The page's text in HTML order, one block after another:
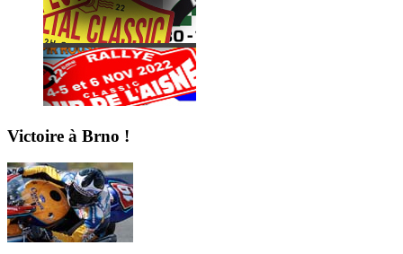
Victoire à Brno !